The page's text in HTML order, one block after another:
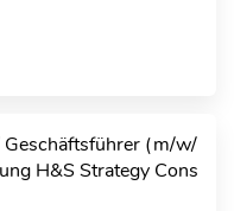
(m/w/
H&S Strategy Cons